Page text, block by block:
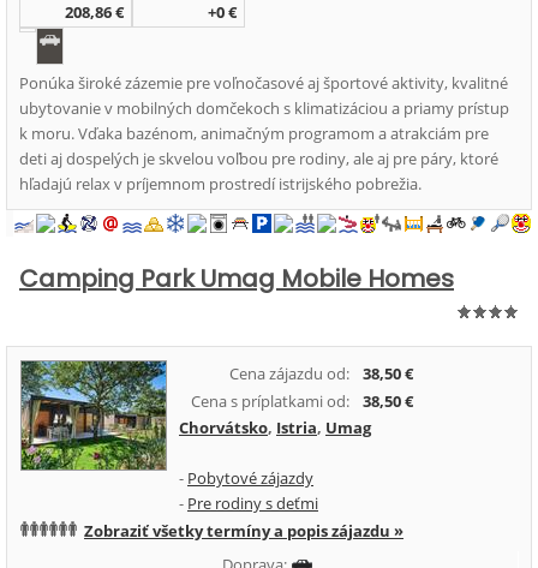
208,86 €
+0 €
Ponúka široké zázemie pre voľnočasové aj športové aktivity, kvalitné
ubytovanie v mobilných domčekoch s klimatizáciou a priamy prístup
k moru. Vďaka bazénom, animačným programom a atrakciám pre
deti aj dospelých je skvelou voľbou pre rodiny, ale aj pre páry, ktoré
hľadajú relax v príjemnom prostredí istrijského pobrežia.
Camping Park Umag Mobile Homes
Cena zájazdu od:
38,50 €
Cena s príplatkami od:
38,50 €
Chorvátsko, Istria, Umag
- Pobytové zájazdy
- Pre rodiny s deťmi
Zobraziť všetky termíny a popis zájazdu »